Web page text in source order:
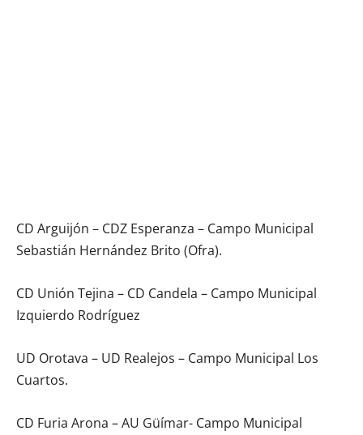
CD Arguijón – CDZ Esperanza – Campo Municipal
Sebastián Hernández Brito (Ofra).
CD Unión Tejina – CD Candela – Campo Municipal
Izquierdo Rodríguez
UD Orotava – UD Realejos – Campo Municipal Los
Cuartos.
CD Furia Arona – AU Güímar- Campo Municipal